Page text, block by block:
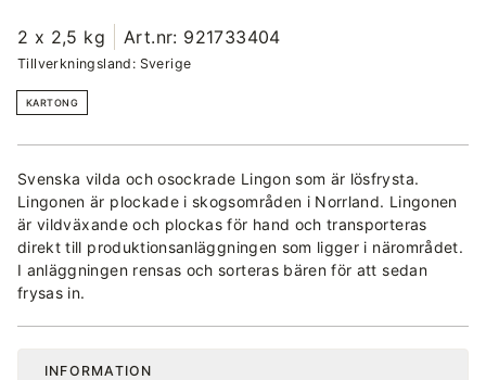
2 x 2,5 kg Art.nr: 921733404
Tillverkningsland: Sverige
KARTONG
Svenska vilda och osockrade Lingon som är lösfrysta.
Lingonen är plockade i skogsområden i Norrland. Lingonen
är vildväxande och plockas för hand och transporteras
direkt till produktionsanläggningen som ligger i närområdet.
I anläggningen rensas och sorteras bären för att sedan
frysas in.
INFORMATION